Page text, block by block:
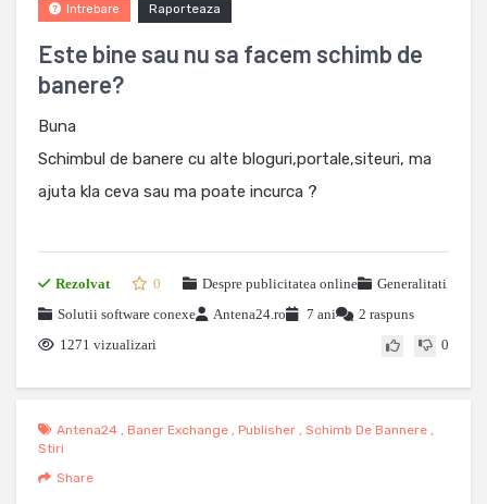
Este bine sau nu sa facem schimb de
banere?
Raporteaza
Intrebare
Buna
Schimbul de banere cu alte bloguri,portale,siteuri, ma
ajuta kla ceva sau ma poate incurca ?
Rezolvat 0 Despre publicitatea online
Generalitati
Solutii software conexe
Antena24.ro 7 ani
2 raspuns
1271 vizualizari
0
Antena24 , Baner Exchange , Publisher , Schimb De Bannere ,
Stiri
Share